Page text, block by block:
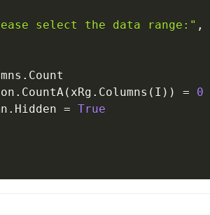
select the data range:" ,
. Count
. CountA( xRg . Columns ( I ) ) = 0
. Hidden = True